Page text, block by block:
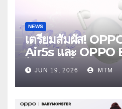
NEWS
เตรียมสัมผัส!
Air5s และ OPPO
ไร้สายรุ่นใหม่ล่าสุด
ตัดเสียงรบกวน เบา
ใส่
JUN 19, 2026 MTM